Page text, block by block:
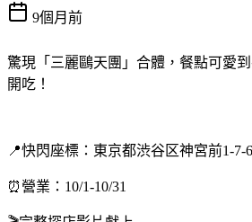
9個月前
驚現「三麗鷗天團」合體，餐點可愛
開吃！
📍快閃座標：東京都渋谷区神宮前1-7-6
⏰營業：10/1-10/31